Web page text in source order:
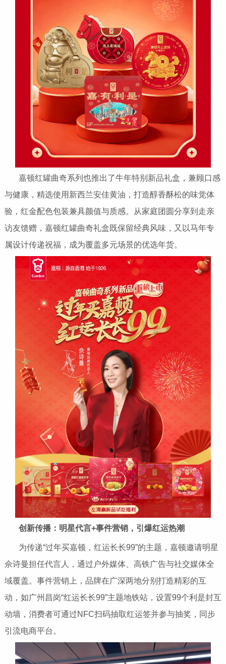
嘉顿红罐曲奇系列也推出了牛年特别新品礼盒，兼顾口感
与健康，精选使用新西兰安佳黄油，打造醇香酥松的味觉体
验，红金配色包装兼具颜值与质感。从家庭团圆分享到走亲
访友馈赠，嘉顿红罐曲奇礼盒既保留经典风味，又以马年专
属设计传递祝福，成为覆盖多元场景的优选年货。
创新传播：明星代言+事件营销，引爆红运热潮
为传递“过年买嘉顿，红运长长99”的主题，嘉顿邀请明星
佘诗曼担任代言人，通过户外媒体、高铁广告与社交媒体全
域覆盖。事件营销上，品牌在广深两地分别打造精彩的互
动，如广州昌岗“红运长长99”主题地铁站，设置99个利是封互
动墙，消费者可通过NFC扫码抽取红运签并参与抽奖，同步
引流电商平台。